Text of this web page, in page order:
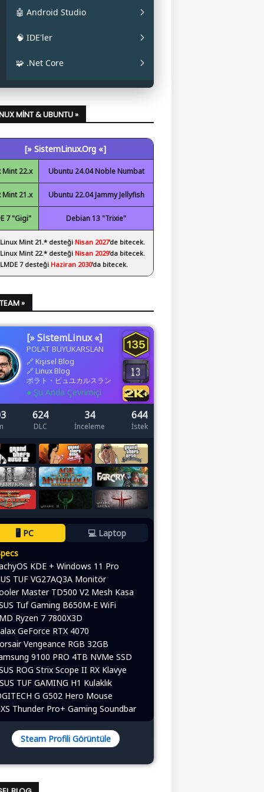
✔ Mainline
✔ Oracle JAVA
✔ OpenJDK
🤖 Android Studio
✔ Android Studio
🧠 IDE'ler
✔ Eclipse
✔ NetBeans
✔ Visual Studio Code
🧩 .Net Core
✔ .Net Core Kurulumu
MINT & UBUNTU »
[» SistemLinux.Org «]
Mint 22.x Ubuntu 24.04 Noble Numbat
Mint 21.x Ubuntu 22.04 Jammy Jellyfish
7 "Gigi" Debian 13 "Trixie"
Mint 21.* desteği Nisan 2027’de bitecek.
Mint 22.* desteği Nisan 2029’da bitecek.
7 desteği Haziran 2030’da bitecek.
»
[» SistemLinux «]
POLAT BÜYÜKARSLAN
🔗 Kişisel Blog
🔗 Linux Blog
ポラト・ビュユカルスラン
● Şu Anda Çevrimiçi
624
DLC
34
İnceleme
644
İstek
🖥️ PC
💻 Laptop
KDE + Windows 11 Pro
TUF VG27AQ3A Monitör
Master TD500 V2 Mesh Kasa
Tuf Gaming B650M-E WiFi
Ryzen 7 7800X3D
GeForce RTX 4070
Vengeance RGB 32GB
9100 PRO 4TB NVMe SSD
ROG Strix Scope II RX Klavye
TUF GAMING H1 Kulaklık
G G502 Hero Mouse
Thunder Pro+ Gaming Soundbar
Steam Profili Görüntüle